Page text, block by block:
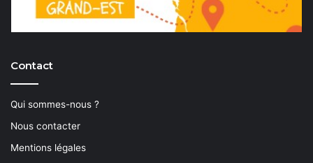
Contact
Qui sommes-nous ?
Nous contacter
Mentions légales